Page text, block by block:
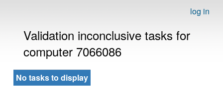
log in
Validation inconclusive tasks for
computer 7066086
No tasks to display